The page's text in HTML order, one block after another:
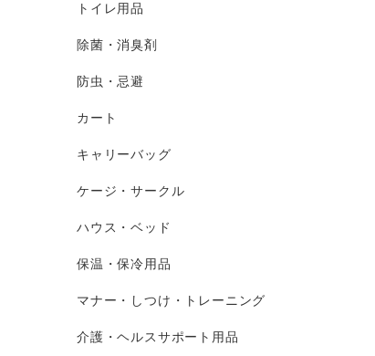
トイレ用品
除菌・消臭剤
防虫・忌避
カート
キャリーバッグ
ケージ・サークル
ハウス・ベッド
保温・保冷用品
マナー・しつけ・トレーニング
介護・ヘルスサポート用品